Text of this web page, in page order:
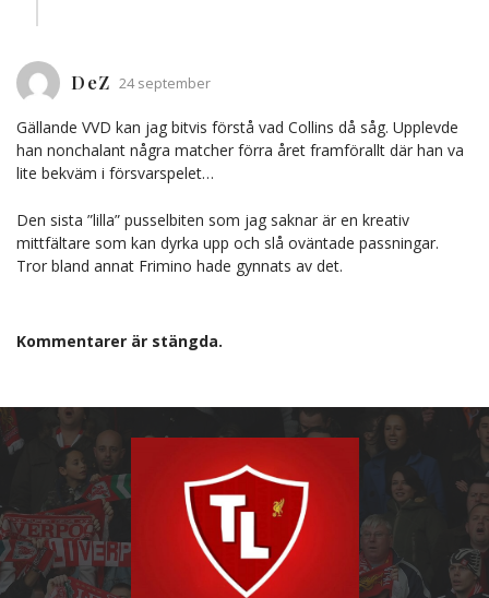
DeZ 24 september
Gällande VVD kan jag bitvis förstå vad Collins då såg. Upplevde
han nonchalant några matcher förra året framförallt där han va
lite bekväm i försvarspelet…
Den sista ”lilla” pusselbiten som jag saknar är en kreativ
mittfältare som kan dyrka upp och slå oväntade passningar.
Tror bland annat Frimino hade gynnats av det.
Kommentarer är stängda.